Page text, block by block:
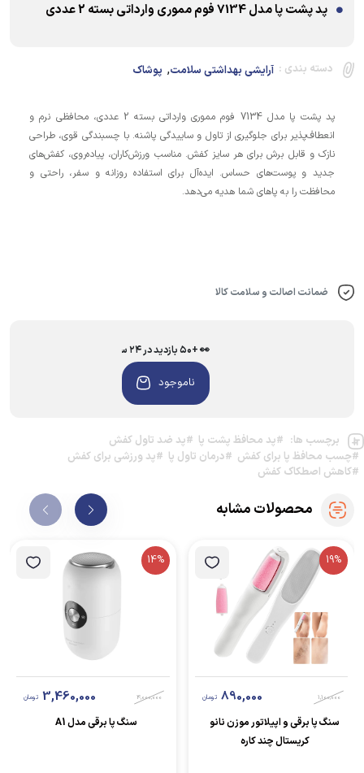
پد پشت پا مدل 7134 فوم مموری وارداتی بسته 2 عددی
دسته بندی : آرایشی بهداشتی سلامت, پوشاک
پد پشت پا مدل 7134 فوم مموری وارداتی بسته 2 عددی، محافظی نرم و
انعطاف‌پذیر برای جلوگیری از تاول و ساییدگی پاشنه. با چسبندگی قوی، طراحی
نازک و قابل برش برای هر سایز کفش. مناسب ورزش‌کاران، پیاده‌روی، کفش‌های
جدید و پوست‌های حساس. ایده‌آل برای استفاده روزانه و سفر، راحتی و
محافظت را به پاهای شما هدیه می‌دهد.
ضمانت اصالت و سلامت کالا
👀 +۵۰ بازدید در ۲۴ ساعت اخیر
ناموجود
برچسب ها: #پد محافظ پشت پا #پد ضد تاول کفش
#چسب محافظ پا برای کفش #درمان تاول پا #پد ورزشی برای کفش
#کاهش اصطکاک کفش
محصولات مشابه
19%
1,100,000
890,000 تومان
سنگ پا برقی و اپیلاتور موزن نانو
کریستال چند کاره
14%
4,000,000
3,460,000 تومان
سنگ پا برقی مدل A1